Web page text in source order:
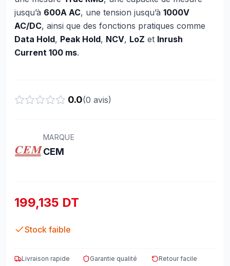
jusqu’à 600A AC, une tension jusqu’à 1000V
AC/DC, ainsi que des fonctions pratiques comme
Data Hold, Peak Hold, NCV, LoZ et Inrush
Current 100 ms.
0.0(0 avis)
MARQUE
CEM
199,135 DT
Stock faible
Livraison rapide Garantie qualité Retour facile